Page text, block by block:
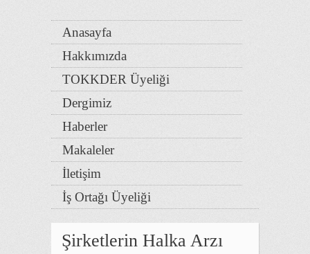
Anasayfa
Hakkımızda
TOKKDER Üyeliği
Dergimiz
Haberler
Makaleler
İletişim
İş Ortağı Üyeliği
Şirketlerin Halka Arzı